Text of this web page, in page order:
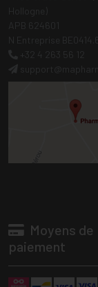
Moyens de
paiement